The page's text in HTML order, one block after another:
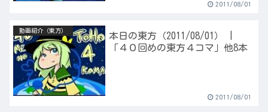
2011/08/01
動画紹介（東方）
本日の東方（2011/08/01） |
「４０回めの東方４コマ」他8本
2011/08/01